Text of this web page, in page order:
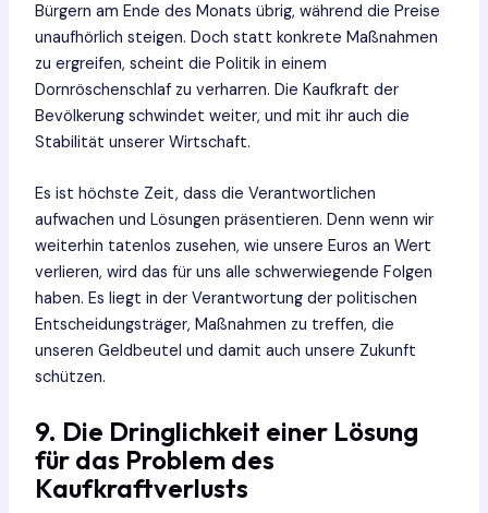
Bürgern am Ende des Monats übrig, während die Preise
unaufhörlich steigen. Doch statt konkrete Maßnahmen
zu ergreifen, scheint die Politik in einem
Dornröschenschlaf zu verharren. Die Kaufkraft der
Bevölkerung schwindet weiter, und mit ihr auch die
Stabilität unserer Wirtschaft.
Es ist höchste Zeit, dass die Verantwortlichen
aufwachen und Lösungen präsentieren. Denn wenn wir
weiterhin tatenlos zusehen, wie unsere Euros an Wert
verlieren, wird das für uns alle schwerwiegende Folgen
haben. Es liegt in der Verantwortung der politischen
Entscheidungsträger, Maßnahmen zu treffen, die
unseren Geldbeutel und damit auch unsere Zukunft
schützen.
9. Die Dringlichkeit einer Lösung
für das Problem des
Kaufkraftverlusts